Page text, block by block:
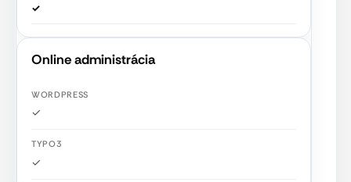
✓
Online administrácia
✓
✓